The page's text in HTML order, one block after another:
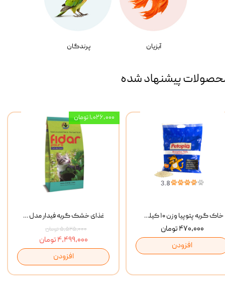
آبزیان پرندگان
پیشنهاد شده
غذای خشک گربه فیدار مدل Adult وزن 10 کیلوگرم
۵,۵۲۵,۰۰۰ تومان
۴,۴۹۹,۰۰۰ تومان
افزودن
۱,۰۲۶,۰۰۰ تومان
خاک گربه پتوپیا وزن ۱۰ کیلوگرم
۴۷۰,۰۰۰ تومان
افزودن